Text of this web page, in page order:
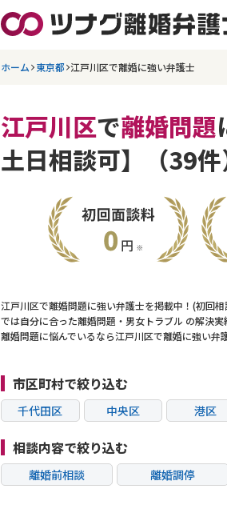
ホーム 東京都 江戸川区で離婚に強い弁護士
江戸川区で離婚問題
土日相談可】（39件
江戸川区で離婚問題に強い弁護士を掲載中！(初回
では自分に合った離婚問題・男女トラブル の解決
離婚問題に悩んでいるなら江戸川区で離婚に強い弁
市区町村で絞り込む
千代田区 中央区 港区
杉並区
豊島区 北区
葛飾区
江戸川区 八王子市
相談内容で絞り込む
離婚前相談 離婚調停